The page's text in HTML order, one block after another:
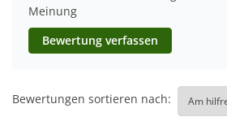
Meinung
Bewertung verfassen
Bewertungen sortieren nach: